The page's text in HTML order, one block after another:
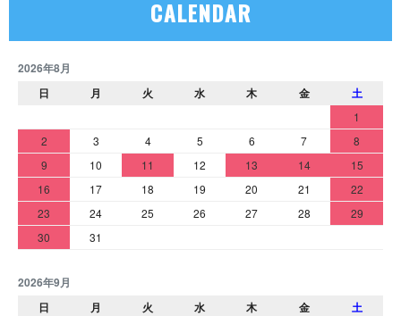
CALENDAR
2026年8月
日
月 火 水 木 金 土
1
2
3 4 5 6 7
8
9
10 11 12 13 14
15
16
17 18 19 20 21
22
23
24 25 26 27 28
29
30
31
2026年9月
日
月 火 水 木 金 土